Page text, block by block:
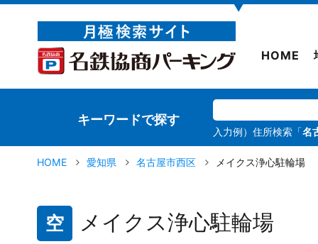
▼
HOME
キーワードで探す
入力例）住所検索「名
HOME 愛知県 名古屋市西区 メイクス浄心駐輪場
空 メイクス浄心駐輪場